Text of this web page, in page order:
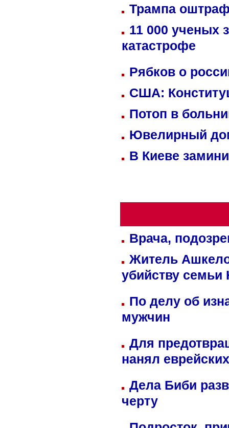
Трампа
11 000 ученых
катастрофе
Рябков о
США:
Потоп в
Ювелирный
В Киеве
Врача,
Житель
убийству семьи
По делу об
мужчин
Для
нанял
Дела Биби
черту